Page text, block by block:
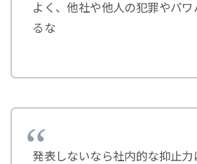
よく、他社や他人の犯罪やパワ
るな
発表しないなら社内的な抑止